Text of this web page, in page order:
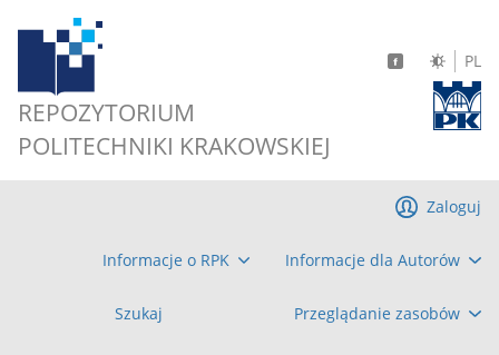
REPOZYTORIUM
POLITECHNIKI KRAKOWSKIEJ
PL
Informacje o RPK Informacje dla Autorów
Szukaj Przeglądanie zasobów
Zaloguj